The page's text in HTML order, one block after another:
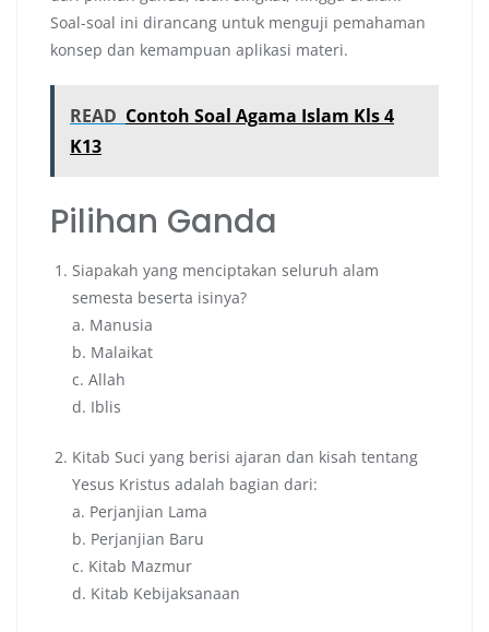
Soal-soal ini dirancang untuk menguji pemahaman
konsep dan kemampuan aplikasi materi.
READ Contoh Soal Agama Islam Kls 4
K13
Pilihan Ganda
Siapakah yang menciptakan seluruh alam
semesta beserta isinya?
a. Manusia
b. Malaikat
c. Allah
d. Iblis
Kitab Suci yang berisi ajaran dan kisah tentang
Yesus Kristus adalah bagian dari:
a. Perjanjian Lama
b. Perjanjian Baru
c. Kitab Mazmur
d. Kitab Kebijaksanaan